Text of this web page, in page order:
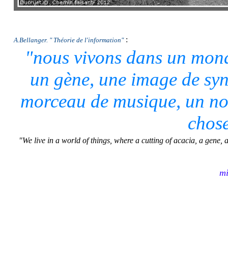
A.Bellanger. " Théorie de l'information":
"nous vivons dans un
un gène, une image de
morceau de musique, un
"We live in a world of things, where a cutting of acacia, a gene,